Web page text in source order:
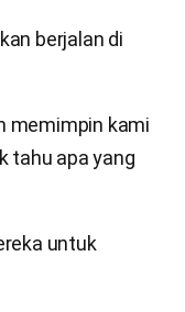
berjalan di
memimpin kami
tahu apa yang
untuk